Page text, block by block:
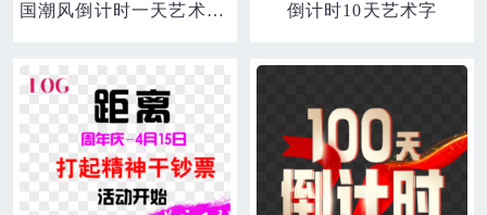
国潮风倒计时一天艺术字设计 倒计时10天艺术字